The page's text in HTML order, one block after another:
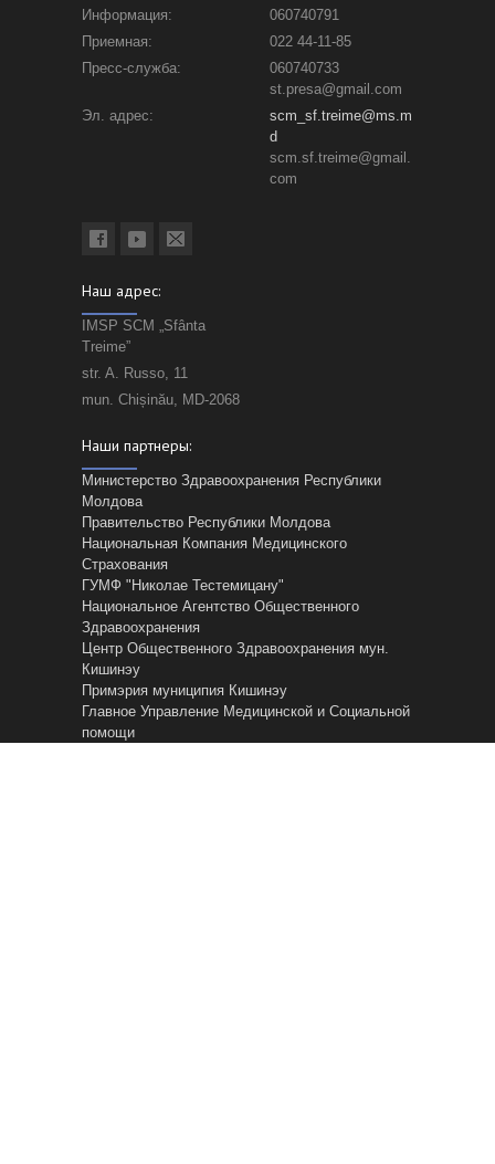
Приемная:
Пресс-служба:
st.presa@gmail.com
scm_sf.treime@ms.m
d
scm.sf.treime@gmail.
com
IMSP SCM „Sfânta
Treime”
Министерство Здравоохранения Республики
Молдова
Правительство Республики Молдова
Национальная Компания Медицинского
Страхования
ГУМФ "Николае Тестемицану"
Национальное Агентство Общественного
Здравоохранения
Центр Общественного Здравоохранения мун.
Кишинэу
Примэрия муниципия Кишинэу
Главное Управление Mедицинской и Cоциальной
помощи